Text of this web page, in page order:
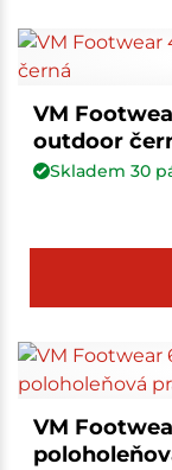
VM
outdoor
Skladem 30
VM